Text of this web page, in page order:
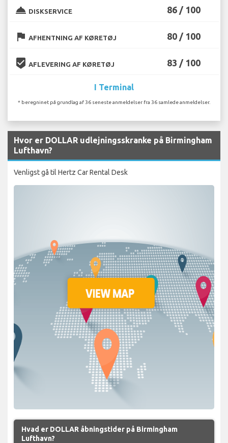
room_service DISKSERVICE 86 / 100
flag AFHENTNING AF KØRETØJ 80 / 100
beenhere AFLEVERING AF KØRETØJ 83 / 100
I Terminal
* beregninet på grundlag af 36 seneste anmeldelser fra 36 samlede anmeldelser.
Hvor er DOLLAR udlejningsskranke på Birmingham
Lufthavn?
Venligst gå til Hertz Car Rental Desk
Hvad er DOLLAR åbningstider på Birmingham
Lufthavn?